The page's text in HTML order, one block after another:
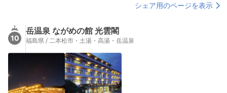
シェア用のページを表示
10
岳温泉 ながめの館 光雲閣
福島県 / 二本松市・土湯・高湯・岳温泉